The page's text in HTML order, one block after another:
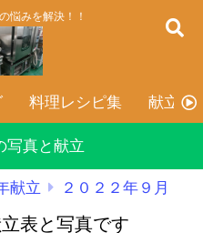
悩みを解決！！
料理レシピ集 献立表
写真と献立
献立 ２０２２年９月
表と写真です